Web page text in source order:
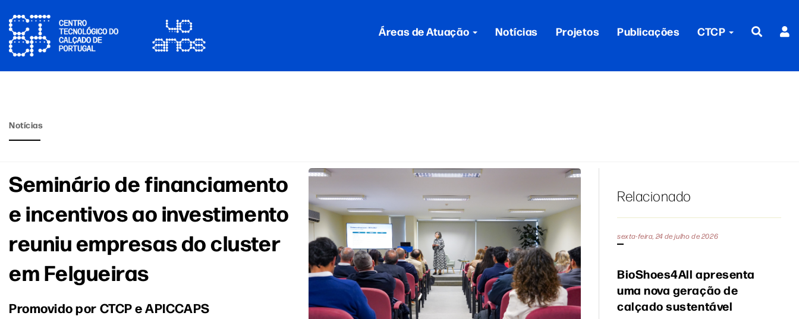
Áreas de Atuação Notícias Projetos Publicações CTCP
Notícias
Seminário de financiamento
e incentivos ao investimento
reuniu empresas do cluster
em Felgueiras
Promovido por CTCP e APICCAPS
Relacionado
sexta-feira, 24 de julho de 2026
BioShoes4All apresenta
uma nova geração de
calçado sustentável